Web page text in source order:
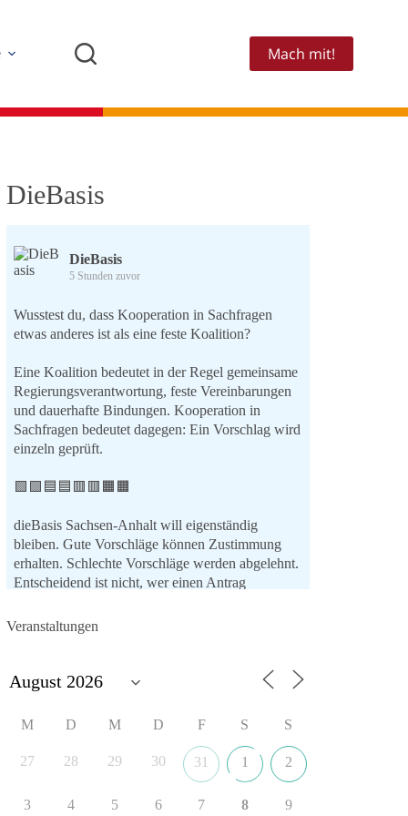
Mach mit!
DieBasis
DieBasis
5 Stunden zuvor
Wusstest du, dass Kooperation in Sachfragen
etwas anderes ist als eine feste Koalition?
Eine Koalition bedeutet in der Regel gemeinsame
Regierungsverantwortung, feste Vereinbarungen
und dauerhafte Bindungen. Kooperation in
Sachfragen bedeutet dagegen: Ein Vorschlag wird
einzeln geprüft.
🟩🟩🟦🟦🟥🟥🟧🟧
dieBasis Sachsen-Anhalt will eigenständig
bleiben. Gute Vorschläge können Zustimmung
erhalten. Schlechte Vorschläge werden abgelehnt.
Entscheidend ist nicht, wer einen Antrag
weiterbringt.
Verschmelzung.
💬 Was ist dir wichtiger: feste Lager oder
#Landtagswahl2026
Veranstaltungen
M D M D F S S
27 28 29 30 31 1 2
3 4 5 6 7 8 9